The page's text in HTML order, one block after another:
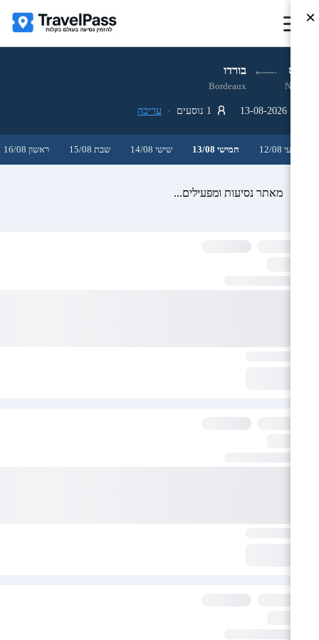
ניס בורדו
Nice
Bordeaux
עריכה
רביעי 12/08 חמישי 13/08 שישי 14/08 שבת 15/08 ראשון 16/08
מאתר נסיעות ומפעילים...
×